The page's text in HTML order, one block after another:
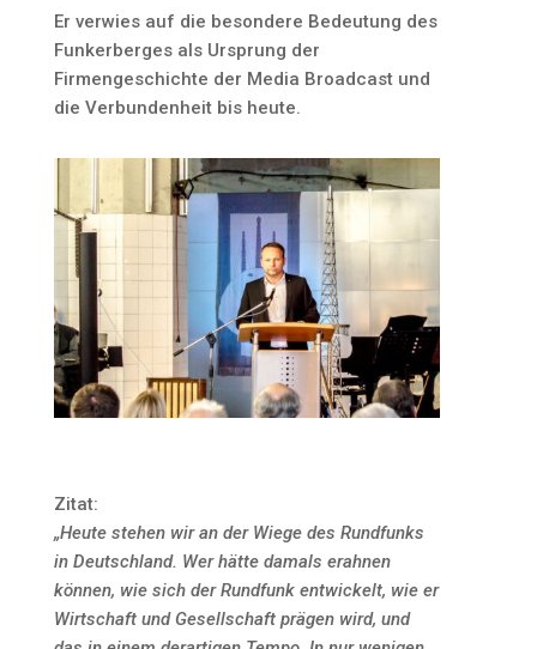
Er verwies auf die besondere Bedeutung des
Funkerberges als Ursprung der
Firmengeschichte der Media Broadcast und
die Verbundenheit bis heute.
Zitat:
„Heute stehen wir an der Wiege des Rundfunks
in Deutschland. Wer hätte damals erahnen
können, wie sich der Rundfunk entwickelt, wie er
Wirtschaft und Gesellschaft prägen wird, und